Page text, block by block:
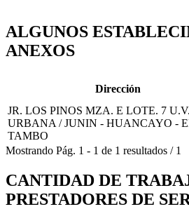
ALGUNOS
ANEXOS
Dirección
JR. LOS PINOS MZA. E LOTE. 7 U.V.
URBANA / JUNIN - HUANCAYO -
TAMBO
Mostrando Pág. 1 - 1 de 1 resultados / 1
CANTIDAD DE
PRESTADORES DE